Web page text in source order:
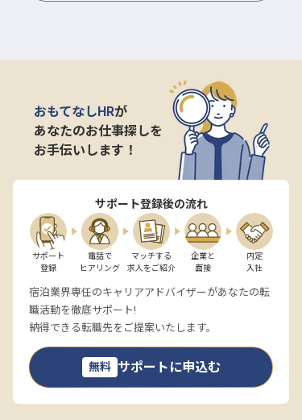
おもてなしHRが
あなたのお仕事探しを
お手伝いします！
サポート登録後の流れ
サポート
登録
電話で
ヒアリング
マッチする
求人をご紹介
企業と
面接
内定
入社
宿泊業界専任のキャリアアドバイザーがあなたの転
職活動を徹底サポート!
納得できる転職先をご提案いたします。
無料 サポートに申込む